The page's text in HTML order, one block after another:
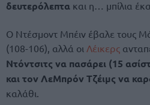
δευτερόλεπτα και η… μπίλια
Ο Ντέσμοντ Μπέιν έβαλε τους
(108-106), αλλά οι Λέικερς
Ντόντσιτς να πασάρει (15
και τον ΛεΜπρόν Τζέιμς να
καλάθι.